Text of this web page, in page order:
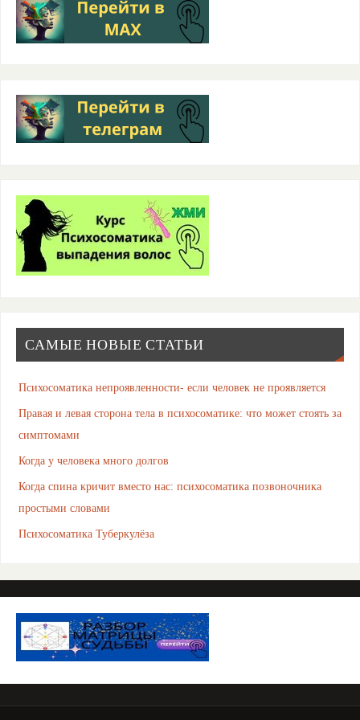
САМЫЕ НОВЫЕ СТАТЬИ
Психосоматика непроявленности- если человек не проявляется
Правая и левая сторона тела в психосоматике: что может стоять за
симптомами
Когда у человека много долгов
Когда спина кричит вместо нас: психосоматика позвоночника
простыми словами
Психосоматика Туберкулёза